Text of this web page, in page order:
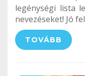
legénységi lista
nevezéseket! Jó
TOVÁBB